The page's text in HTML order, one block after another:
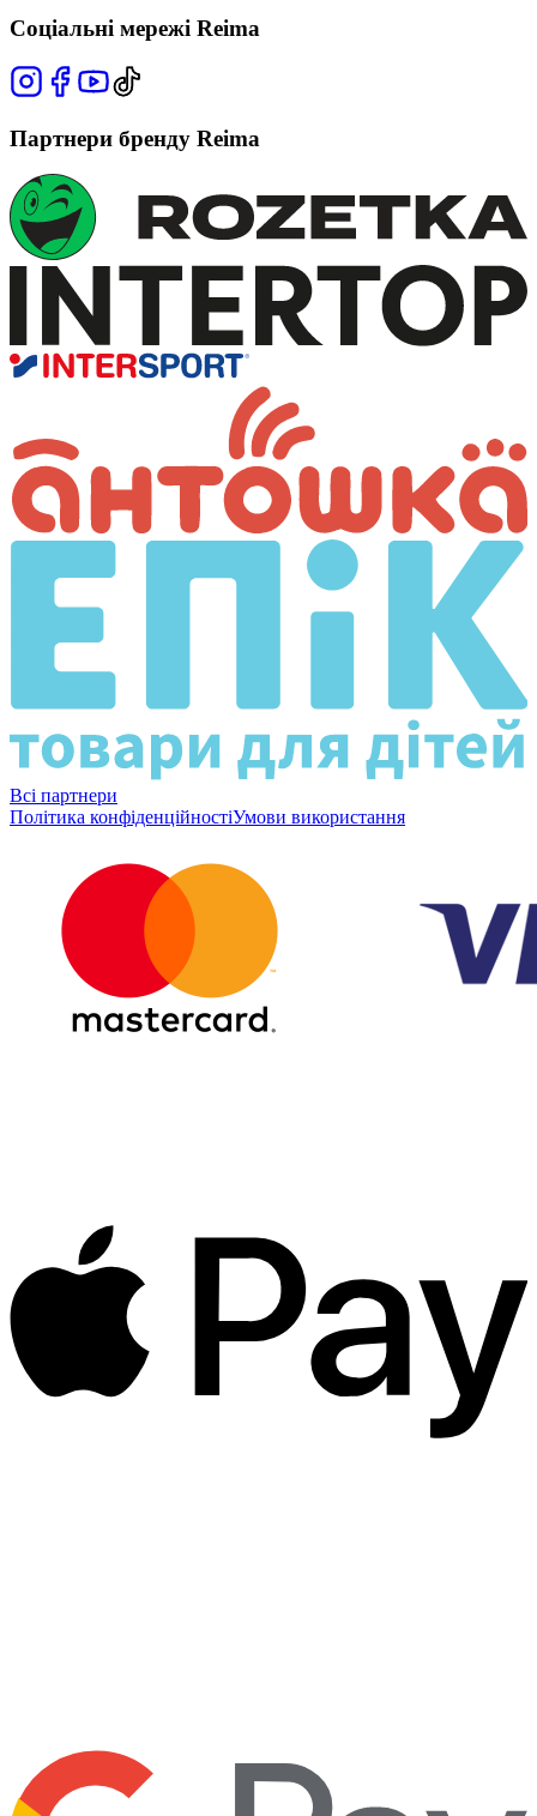
Соціальні мережі Reima
Партнери бренду Reima
Всі партнери
Політика конфіденційностіУмови використання